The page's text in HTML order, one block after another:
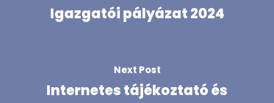
Igazgatói pályázat 2024
Next Post
Internetes tájékoztató és